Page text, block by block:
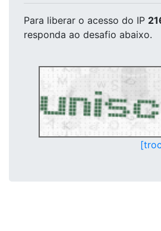
Para liberar o acesso do IP
responda ao desafio abaixo.